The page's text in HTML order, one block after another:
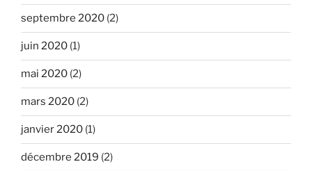
septembre 2020 (2)
juin 2020 (1)
mai 2020 (2)
mars 2020 (2)
janvier 2020 (1)
décembre 2019 (2)